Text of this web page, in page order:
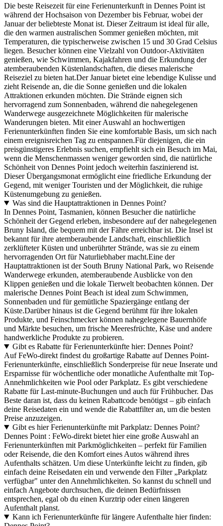
Die beste Reisezeit für eine Ferienunterkunft in Dennes Point ist
während der Hochsaison von Dezember bis Februar, wobei der
Januar der beliebteste Monat ist. Dieser Zeitraum ist ideal für alle,
die den warmen australischen Sommer genießen möchten, mit
Temperaturen, die typischerweise zwischen 15 und 30 Grad Celsius
liegen. Besucher können eine Vielzahl von Outdoor-Aktivitäten
genießen, wie Schwimmen, Kajakfahren und die Erkundung der
atemberaubenden Küstenlandschaften, die dieses malerische
Reiseziel zu bieten hat.Der Januar bietet eine lebendige Kulisse und
zieht Reisende an, die die Sonne genießen und die lokalen
Attraktionen erkunden möchten. Die Strände eignen sich
hervorragend zum Sonnenbaden, während die nahegelegenen
Wanderwege ausgezeichnete Möglichkeiten für malerische
Wanderungen bieten. Mit einer Auswahl an hochwertigen
Ferienunterkünften finden Sie eine komfortable Basis, um sich nach
einem ereignisreichen Tag zu entspannen.Für diejenigen, die ein
preisgünstigeres Erlebnis suchen, empfiehlt sich ein Besuch im Mai,
wenn die Menschenmassen weniger geworden sind, die natürliche
Schönheit von Dennes Point jedoch weiterhin faszinierend ist.
Dieser Übergangsmonat ermöglicht eine friedliche Erkundung der
Gegend, mit weniger Touristen und der Möglichkeit, die ruhige
Küstenumgebung zu genießen.
Was sind die Hauptattraktionen in Dennes Point?
In Dennes Point, Tasmanien, können Besucher die natürliche
Schönheit der Gegend erleben, insbesondere auf der nahegelegenen
Bruny Island, die bequem mit der Fähre erreichbar ist. Die Insel ist
bekannt für ihre atemberaubende Landschaft, einschließlich
zerklüfteter Küsten und unberührter Strände, was sie zu einem
hervorragenden Ort für Naturliebhaber macht.Eine der
Hauptattraktionen ist der South Bruny National Park, wo Reisende
Wanderwege erkunden, atemberaubende Ausblicke von den
Klippen genießen und die lokale Tierwelt beobachten können. Der
malerische Dennes Point Beach ist ideal zum Schwimmen,
Sonnenbaden und für gemütliche Spaziergänge entlang der
Küste.Darüber hinaus ist die Gegend berühmt für ihre lokalen
Produkte, und Feinschmecker können nahegelegene Bauernhöfe
und Märkte besuchen, um frische Meeresfrüchte, Käse und andere
handwerkliche Produkte zu probieren.
Gibt es Rabatte für Ferienunterkünfte hier: Dennes Point?
Auf FeWo-direkt findest du großartige Rabatte auf Dennes Point-
Ferienunterkünfte, einschließlich Sonderpreise für neue Inserate und
Ersparnisse für wöchentliche oder monatliche Aufenthalte mit Top-
Annehmlichkeiten wie Pool oder Parkplatz. Es gibt verschiedene
Rabatte für Last-minute-Buchungen und auch für Frühbucher. Das
Beste daran ist, dass du keinen Rabattcode benötigst – gib einfach
deine Reisedaten ein und wende die Rabattfilter an, um die besten
Preise anzuzeigen.
Gibt es hier Ferienunterkünfte mit Parkplatz: Dennes Point?
Dennes Point : FeWo-direkt bietet hier eine große Auswahl an
Ferienunterkünften mit Parkmöglichkeiten – perfekt für Familien
oder Reisende, die den Komfort eines Autos während ihres
Aufenthalts schätzen. Um diese Unterkünfte leicht zu finden, gib
einfach deine Reisedaten ein und verwende den Filter „Parkplatz
verfügbar" unter den Annehmlichkeiten. So kannst du schnell und
einfach Angebote durchsuchen, die deinen Bedürfnissen
entsprechen, egal ob du einen Kurztrip oder einen längeren
Aufenthalt planst.
Kann ich Ferienunterkünfte für längere Aufenthalte hier finden: